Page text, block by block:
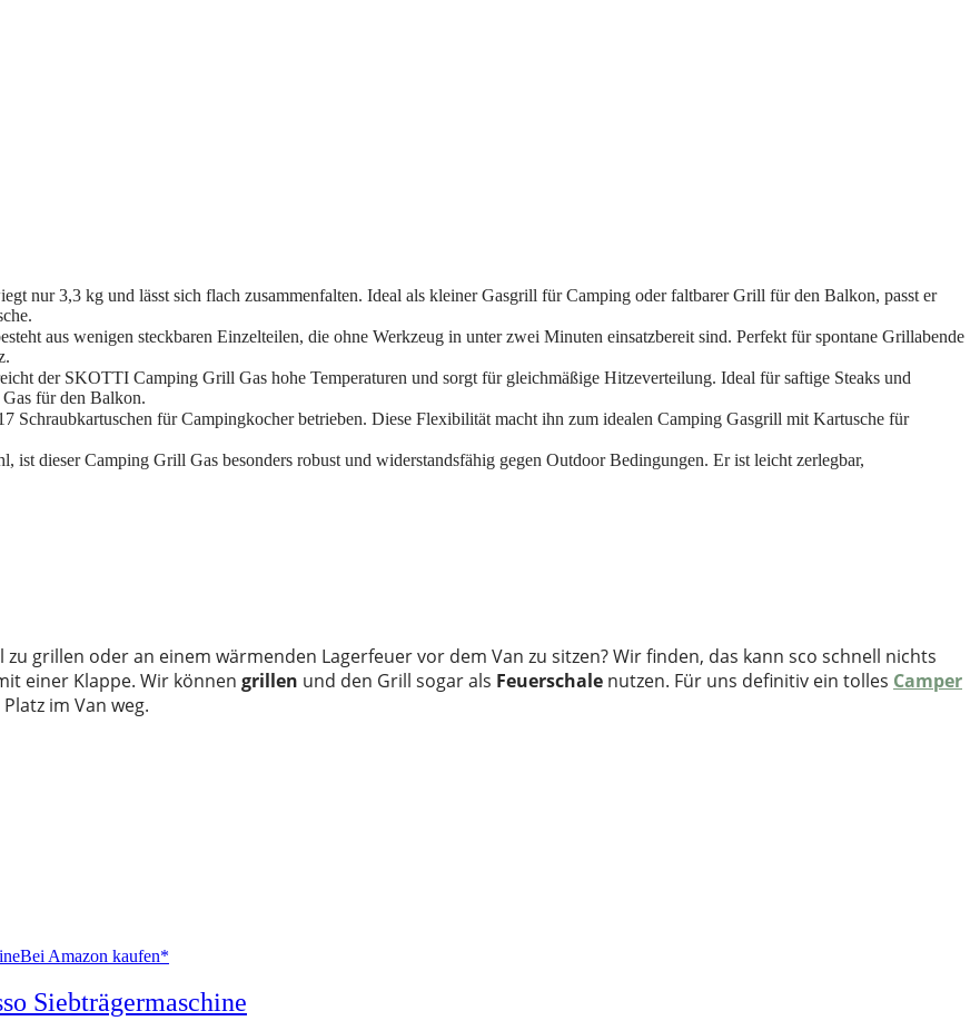
nur 3,3 kg und lässt sich flach zusammenfalten. Ideal als kleiner Gasgrill für Camping oder faltbarer Grill für den Balkon, passt er
aus wenigen steckbaren Einzelteilen, die ohne Werkzeug in unter zwei Minuten einsatzbereit sind. Perfekt für spontane Grillabende
der SKOTTI Camping Grill Gas hohe Temperaturen und sorgt für gleichmäßige Hitzeverteilung. Ideal für saftige Steaks und
für den Balkon.
für Campingkocher betrieben. Diese Flexibilität macht ihn zum idealen Camping Gasgrill mit Kartusche für
ist dieser Camping Grill Gas besonders robust und widerstandsfähig gegen Outdoor Bedingungen. Er ist leicht zerlegbar,
grillen oder an einem wärmenden Lagerfeuer vor dem Van zu sitzen? Wir finden, das kann sco schnell nichts
einer Klappe. Wir können grillen und den Grill sogar als Feuerschale nutzen. Für uns definitiv ein tolles Camper
im Van weg.
Bei Amazon kaufen*
Siebträgermaschine